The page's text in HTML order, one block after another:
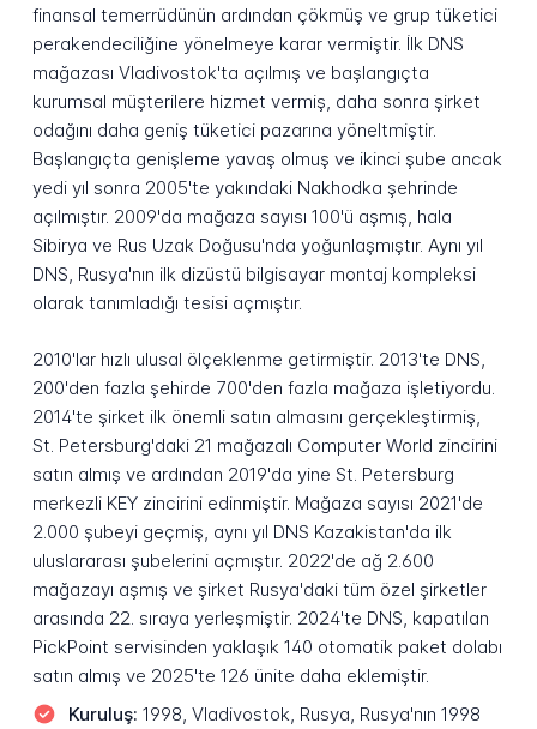
finansal temerrüdünün ardından çökmüş ve grup tüketici
perakendeciliğine yönelmeye karar vermiştir. İlk DNS
mağazası Vladivostok'ta açılmış ve başlangıçta
kurumsal müşterilere hizmet vermiş, daha sonra şirket
odağını daha geniş tüketici pazarına yöneltmiştir.
Başlangıçta genişleme yavaş olmuş ve ikinci şube ancak
yedi yıl sonra 2005'te yakındaki Nakhodka şehrinde
açılmıştır. 2009'da mağaza sayısı 100'ü aşmış, hala
Sibirya ve Rus Uzak Doğusu'nda yoğunlaşmıştır. Aynı yıl
DNS, Rusya'nın ilk dizüstü bilgisayar montaj kompleksi
olarak tanımladığı tesisi açmıştır.
2010'lar hızlı ulusal ölçeklenme getirmiştir. 2013'te DNS,
200'den fazla şehirde 700'den fazla mağaza işletiyordu.
2014'te şirket ilk önemli satın almasını gerçekleştirmiş,
St. Petersburg'daki 21 mağazalı Computer World zincirini
satın almış ve ardından 2019'da yine St. Petersburg
merkezli KEY zincirini edinmiştir. Mağaza sayısı 2021'de
2.000 şubeyi geçmiş, aynı yıl DNS Kazakistan'da ilk
uluslararası şubelerini açmıştır. 2022'de ağ 2.600
mağazayı aşmış ve şirket Rusya'daki tüm özel şirketler
arasında 22. sıraya yerleşmiştir. 2024'te DNS, kapatılan
PickPoint servisinden yaklaşık 140 otomatik paket dolabı
satın almış ve 2025'te 126 ünite daha eklemiştir.
Kuruluş: 1998, Vladivostok, Rusya, Rusya'nın 1998